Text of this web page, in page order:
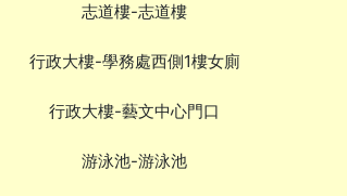
志道樓-志道樓
行政大樓-學務處西側1樓女廁
行政大樓-藝文中心門口
游泳池-游泳池